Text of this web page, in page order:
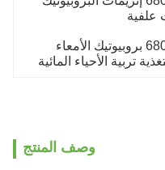
علفية
تربية الأحياء المائية
وصف المنتج